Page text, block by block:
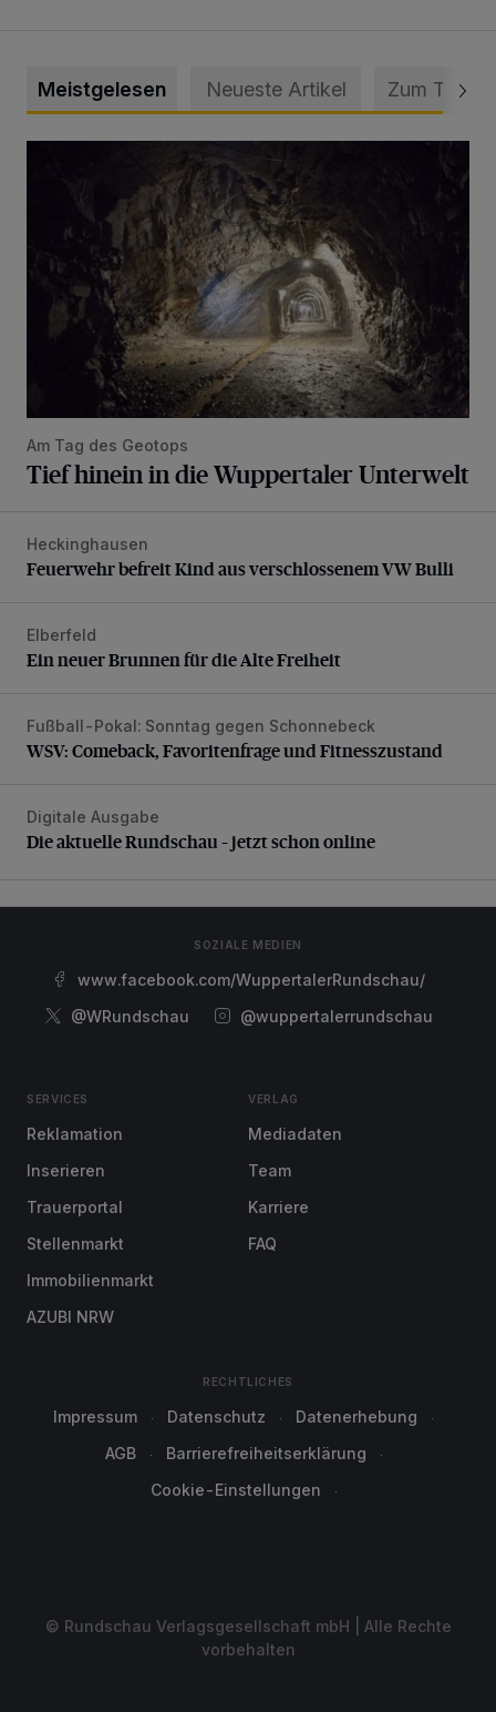
Meistgelesen Neueste Artikel Zum Thema
Am Tag des Geotops
Tief hinein in die Wuppertaler Unterwelt
Feuerwehr befreit Kind aus verschlossenem VW Bulli
Heckinghausen
Feuerwehr befreit Kind aus verschlossenem VW Bulli
Ein neuer Brunnen für die Alte Freiheit
Elberfeld
Ein neuer Brunnen für die Alte Freiheit
WSV: Comeback, Favoritenfrage und Fitnesszustand
Fußball-Pokal: Sonntag gegen Schonnebeck
WSV: Comeback, Favoritenfrage und Fitnesszustand
Die aktuelle Rundschau – jetzt schon online
Digitale Ausgabe
Die aktuelle Rundschau – jetzt schon online
SOZIALE MEDIEN
www.facebook.com/WuppertalerRundschau/
@WRundschau
@wuppertalerrundschau
SERVICES
Reklamation
Inserieren
Trauerportal
Stellenmarkt
Immobilienmarkt
AZUBI NRW
VERLAG
Mediadaten
Team
Karriere
FAQ
RECHTLICHES
Impressum Datenschutz
Datenerhebung
AGB
Barrierefreiheitserklärung
Cookie-Einstellungen
© Rundschau Verlagsgesellschaft mbH | Alle Rechte
vorbehalten